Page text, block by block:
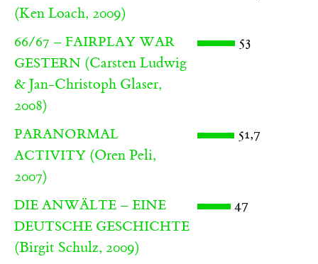
(Ken Loach, 2009)
66/67 – FAIRPLAY WAR
GESTERN (Carsten Ludwig
& Jan-Christoph Glaser,
2008)
53
PARANORMAL
ACTIVITY (Oren Peli,
2007)
51,7
DIE ANWÄLTE – EINE
DEUTSCHE GESCHICHTE
(Birgit Schulz, 2009)
47